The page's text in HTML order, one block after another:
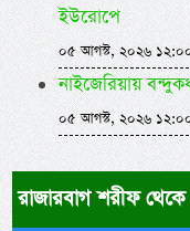
ইউরোপে
০৫ আগস্ট, ২০২৬
নাইজেরিয়ায়
০৫ আগস্ট, ২০২৬
রাজারবাগ শরীফ